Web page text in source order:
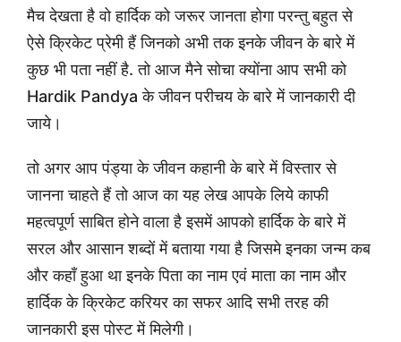
मैच देखता है वो हार्दिक को जरूर जानता होगा परन्तु बहुत से
ऐसे क्रिकेट प्रेमी हैं जिनको अभी तक इनके जीवन के बारे में
कुछ भी पता नहीं है. तो आज मैने सोचा क्योंना आप सभी को
Hardik Pandya के जीवन परीचय के बारे में जानकारी दी
जाये।
तो अगर आप पंड्या के जीवन कहानी के बारे में विस्तार से
जानना चाहते हैं तो आज का यह लेख आपके लिये काफी
महत्वपूर्ण साबित होने वाला है इसमें आपको हार्दिक के बारे में
सरल और आसान शब्दों में बताया गया है जिसमे इनका जन्म कब
और कहाँ हुआ था इनके पिता का नाम एवं माता का नाम और
हार्दिक के क्रिकेट करियर का सफर आदि सभी तरह की
जानकारी इस पोस्ट में मिलेगी।